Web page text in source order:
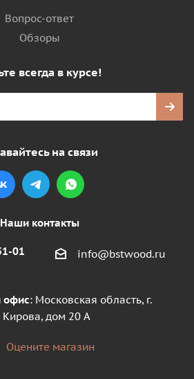
Вопрос-ответ
Обзоры
всегда в курсе!
на связи
Наши контакты
01 info@bstwood.ru
офис: Московская область, г.
дом 20 А
Оцените магазин